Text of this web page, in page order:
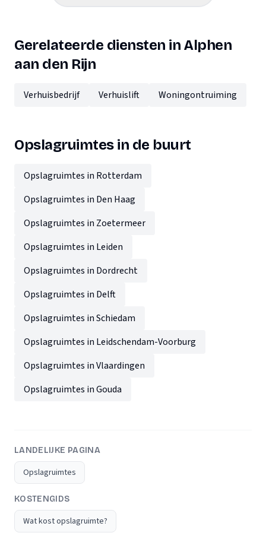
Gerelateerde diensten in Alphen
aan den Rijn
Verhuisbedrijf Verhuislift Woningontruiming
Opslagruimtes in de buurt
Opslagruimtes in Rotterdam
Opslagruimtes in Den Haag
Opslagruimtes in Zoetermeer
Opslagruimtes in Leiden
Opslagruimtes in Dordrecht
Opslagruimtes in Delft
Opslagruimtes in Schiedam
Opslagruimtes in Leidschendam-Voorburg
Opslagruimtes in Vlaardingen
Opslagruimtes in Gouda
LANDELIJKE PAGINA
Opslagruimtes
KOSTENGIDS
Wat kost opslagruimte?